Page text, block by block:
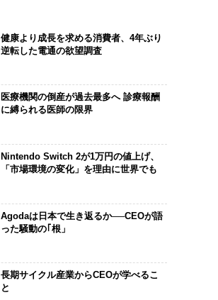
健康より成長を求める消費者、4年ぶり
逆転した電通の欲望調査
医療機関の倒産が過去最多へ 診療報酬
に縛られる医師の限界
Nintendo Switch 2が1万円の値上げ、
「市場環境の変化」を理由に世界でも
Agodaは日本で生き返るか──CEOが語
った騒動の｢根」
長期サイクル産業からCEOが学べるこ
と